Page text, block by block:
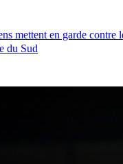
mettent en garde contre
du Sud